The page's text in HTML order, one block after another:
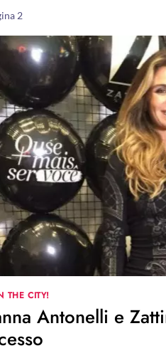
2
THE CITY!
Antonelli e